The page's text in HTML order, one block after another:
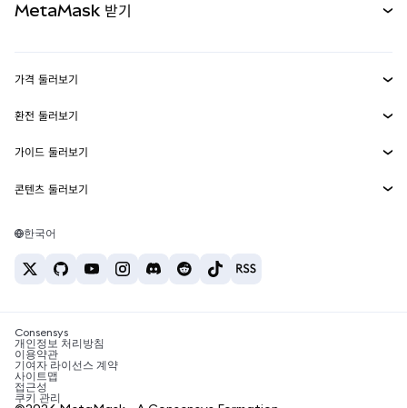
실물자산
MetaMask Connect
Snaps
웹3 서비스
MetaMask 받기
보안
고객 지원
채용
가격 둘러보기
이더리움 가격
솔라나 가격
테더 가격
환전 둘러보기
ETH를 USD로 환전
USDT를 INR로 환전
BTC를 INR로 환전
ETH를 USDT로 환전
가이드 둘러보기
ETH 매수
USDT 매수
SHIB 매수
BNB 매수
콘텐츠 둘러보기
솔라나 지갑
암호화폐 세금 뉴스
암호화폐 매수 방법
비트코인 매도 방법
한국어
Consensys
개인정보 처리방침
이용약관
기여자 라이선스 계약
사이트맵
접근성
쿠키 관리